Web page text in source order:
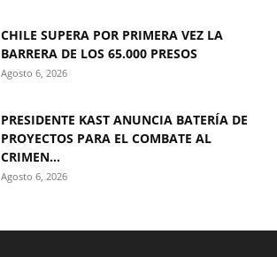
CHILE SUPERA POR PRIMERA VEZ LA
BARRERA DE LOS 65.000 PRESOS
Agosto 6, 2026
PRESIDENTE KAST ANUNCIA BATERÍA DE
PROYECTOS PARA EL COMBATE AL
CRIMEN...
Agosto 6, 2026